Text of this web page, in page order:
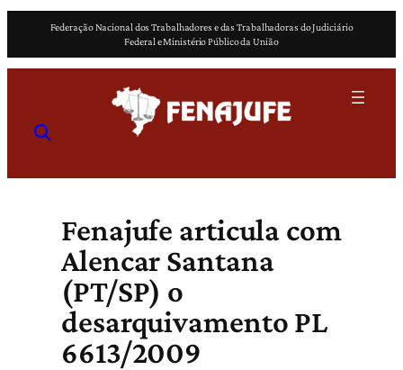
o
Federação Nacional dos Trabalhadores e das Trabalhadoras do Judiciário
Federal e Ministério Público da União
Fenajufe articula com
Alencar Santana
(PT/SP) o
desarquivamento PL
6613/2009